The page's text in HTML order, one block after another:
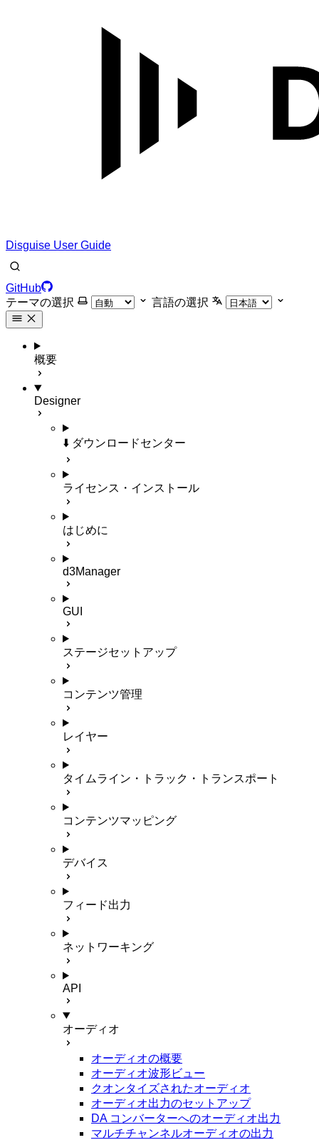
Disguise User Guide
GitHub
テーマの選択
言語の選択
概要
Designer
⬇️ ダウンロードセンター
ライセンス・インストール
はじめに
d3Manager
GUI
ステージセットアップ
コンテンツ管理
レイヤー
タイムライン・トラック・トランスポート
コンテンツマッピング
デバイス
フィード出力
ネットワーキング
API
オーディオ
オーディオの概要
オーディオ波形ビュー
クオンタイズされたオーディオ
オーディオ出力のセットアップ
DA コンバーターへのオーディオ出力
マルチチャンネルオーディオの出力